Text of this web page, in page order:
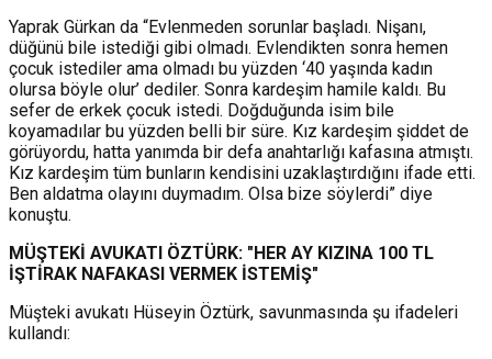
Yaprak Gürkan da “Evlenmeden sorunlar başladı. Nişanı,
düğünü bile istediği gibi olmadı. Evlendikten sonra hemen
çocuk istediler ama olmadı bu yüzden ‘40 yaşında kadın
olursa böyle olur’ dediler. Sonra kardeşim hamile kaldı. Bu
sefer de erkek çocuk istedi. Doğduğunda isim bile
koyamadılar bu yüzden belli bir süre. Kız kardeşim şiddet de
görüyordu, hatta yanımda bir defa anahtarlığı kafasına atmıştı.
Kız kardeşim tüm bunların kendisini uzaklaştırdığını ifade etti.
Ben aldatma olayını duymadım. Olsa bize söylerdi” diye
konuştu.
MÜŞTEKİ AVUKATI ÖZTÜRK: "HER AY KIZINA 100 TL
İŞTİRAK NAFAKASI VERMEK İSTEMİŞ"
Müşteki avukatı Hüseyin Öztürk, savunmasında şu ifadeleri
kullandı: